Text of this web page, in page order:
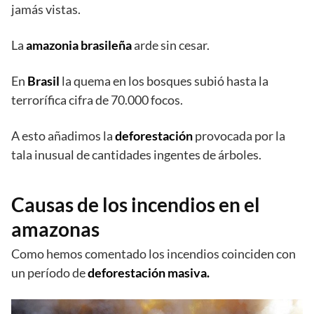
jamás vistas.
Laamazonia brasileñaarde sin cesar.
En Brasil la quema en los bosques subió hasta la
terrorífica cifra de 70.000 focos.
A esto añadimos ladeforestaciónprovocada por la
tala inusual de cantidades ingentes de árboles.
Causas de los incendios en el
amazonas
Como hemos comentado los incendios coinciden con
un período dedeforestación masiva.